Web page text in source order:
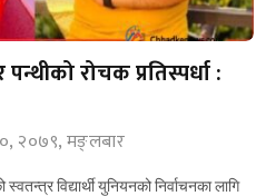
रोचक प्रतिस्पर्धा :
२०७९, मङ्लबार
विद्यार्थी युनियनको निर्वाचनका लागि